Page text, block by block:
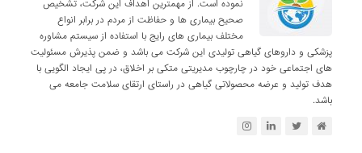
نموده است. از مهمترین اهداف این شرکت، تشخیص
صحیح بیماری ها و حفاظت از مردم در برابر انواع
مختلف بیماری های رایج با استفاده از سیستم مشاوره
پزشکی و داروهای گیاهی تولیدی این شرکت می باشد و ضمن پذیرش مسئولیت
های اجتماعی خود در چارچوب مدیریتی متکی بر اخلاق، در پی ایجاد الگویی با
هدف تولید و عرضه محصولاتی گیاهی در راستای ارتقای سلامت جامعه می
باشد.